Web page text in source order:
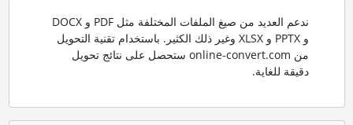
ندعم العديد من صيغ الملفات المختلفة مثل PDF و DOCX
و PPTX و XLSX وغير ذلك الكثير. باستخدام تقنية التحويل
من online-convert.com ستحصل على نتائج تحويل
دقيقة للغاية.